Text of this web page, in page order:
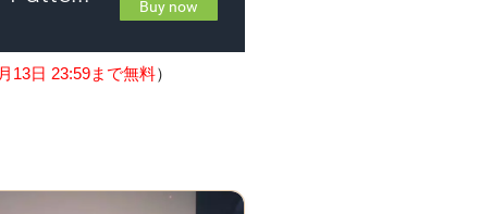
13日 23:59まで無料）